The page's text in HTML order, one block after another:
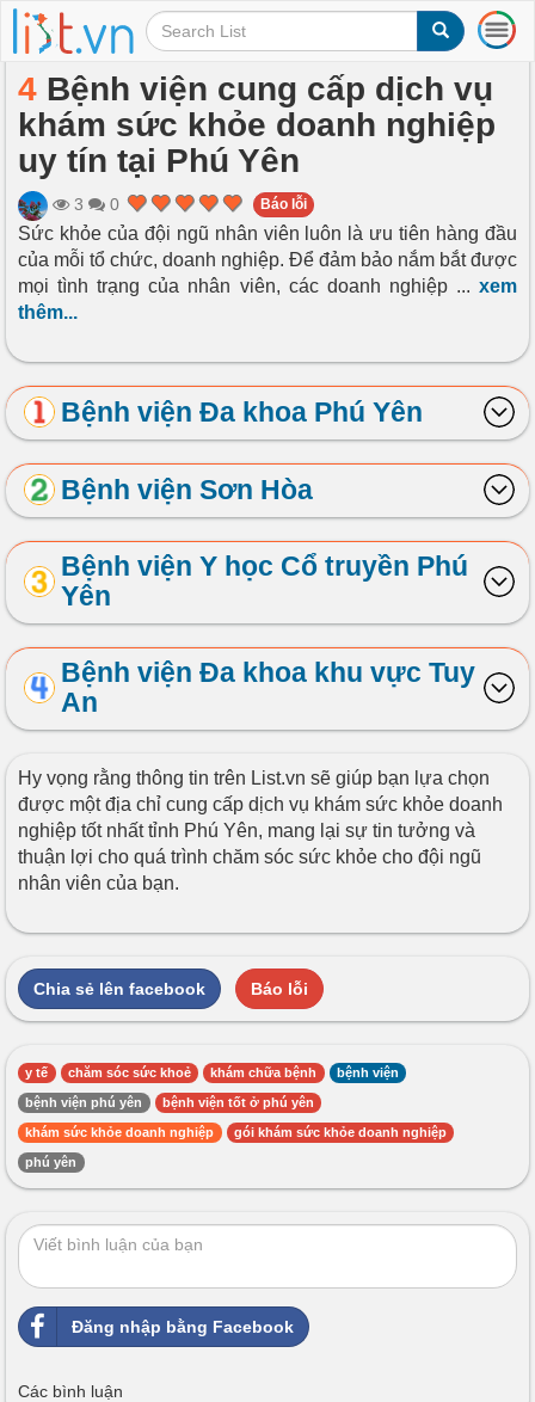
T
o
g
l
e
i
g
a
4 Bệnh viện cung cấp dịch vụ
khám sức khỏe doanh nghiệp
uy tín tại Phú Yên
3 0 Báo lỗi
Sức khỏe của đội ngũ nhân viên luôn là ưu tiên hàng đầu
của mỗi tổ chức, doanh nghiệp. Để đảm bảo nắm bắt được
mọi tình trạng của nhân viên, các doanh nghiệp ...xem
thêm...
Bệnh viện Đa khoa Phú Yên
Bệnh viện Sơn Hòa
Bệnh viện Y học Cổ truyền Phú
Yên
Bệnh viện Đa khoa khu vực Tuy
An
Hy vọng rằng thông tin trên List.vn sẽ giúp bạn lựa chọn
được một địa chỉ cung cấp dịch vụ khám sức khỏe doanh
nghiệp tốt nhất tỉnh Phú Yên, mang lại sự tin tưởng và
thuận lợi cho quá trình chăm sóc sức khỏe cho đội ngũ
nhân viên của bạn.
Chia sẻ lên facebook Báo lỗi
y tế chăm sóc sức khoẻ khám chữa bệnh bệnh viện
bệnh viện phú yên bệnh viện tốt ở phú yên
khám sức khỏe doanh nghiệp gói khám sức khỏe doanh nghiệp
phú yên
Đăng nhập bằng Facebook
Các bình luận